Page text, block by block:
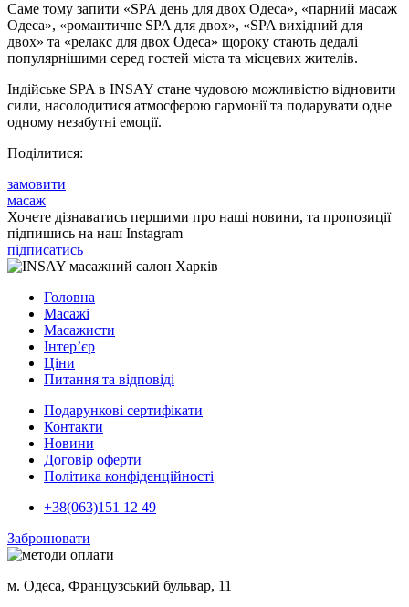
Саме тому запити «SPA день для двох Одеса», «парний масаж
Одеса», «романтичне SPA для двох», «SPA вихідний для
двох» та «релакс для двох Одеса» щороку стають дедалі
популярнішими серед гостей міста та місцевих жителів.
Індійське SPA в INSAY стане чудовою можливістю відновити
сили, насолодитися атмосферою гармонії та подарувати одне
одному незабутні емоції.
Поділитися:
замовити
масаж
Хочете дізнаватись першими про наші новини, та пропозиції
підпишись на наш Instagram
підписатись
Головна
Масажі
Масажисти
Інтер’єр
Ціни
Питання та відповіді
Подарункові сертифікати
Контакти
Новини
Договір оферти
Політика конфіденційності
+38(063)151 12 49
Забронювати
м. Одеса, Французський бульвар, 11